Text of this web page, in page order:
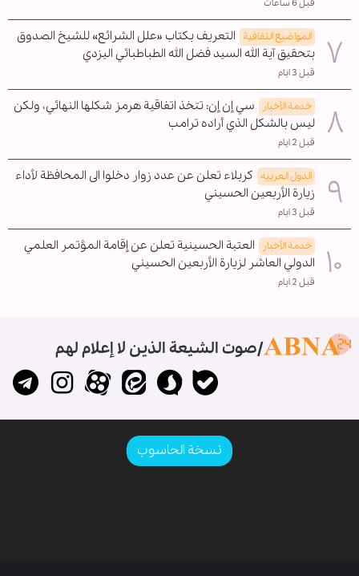
قبل 6 ساعات
المواضیع الثقافية التعريف بكتاب «علل الشرائع» للشيخ الصدوق
بتحقيق آية الله السيد فضل الله الطباطبائي اليزدي
قبل 3 ايام
خدمة الأخبار
سي إن إن: تتخذ اتفاقية هرمز شكلها النهائي، ولكن
ليس بالشكل الذي أراده ترامب
قبل 2 ايام
الدول العربیه كربلاء تعلن عن عدد زوار دخلوا الى المحافظة لأداء
زيارة الأربعين الحسيني
قبل 3 ايام
خدمة الأخبار
العتبة الحسينية تعلن عن إقامة المؤتمر العلمي
الدولي العاشر لزيارة الأربعين الحسيني
قبل 2 ايام
صوت الشيعة الذين لا إعلام لهم
نسخة الحاسوب